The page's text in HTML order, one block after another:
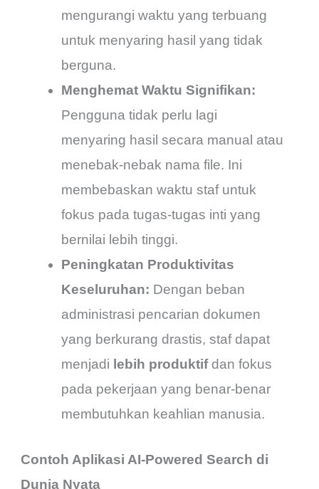
mengurangi waktu yang terbuang
untuk menyaring hasil yang tidak
berguna.
Menghemat Waktu Signifikan:
Pengguna tidak perlu lagi
menyaring hasil secara manual atau
menebak-nebak nama file. Ini
membebaskan waktu staf untuk
fokus pada tugas-tugas inti yang
bernilai lebih tinggi.
Peningkatan Produktivitas
Keseluruhan: Dengan beban
administrasi pencarian dokumen
yang berkurang drastis, staf dapat
menjadi lebih produktifdan fokus
pada pekerjaan yang benar-benar
membutuhkan keahlian manusia.
Contoh Aplikasi AI-Powered Search di
Dunia Nyata